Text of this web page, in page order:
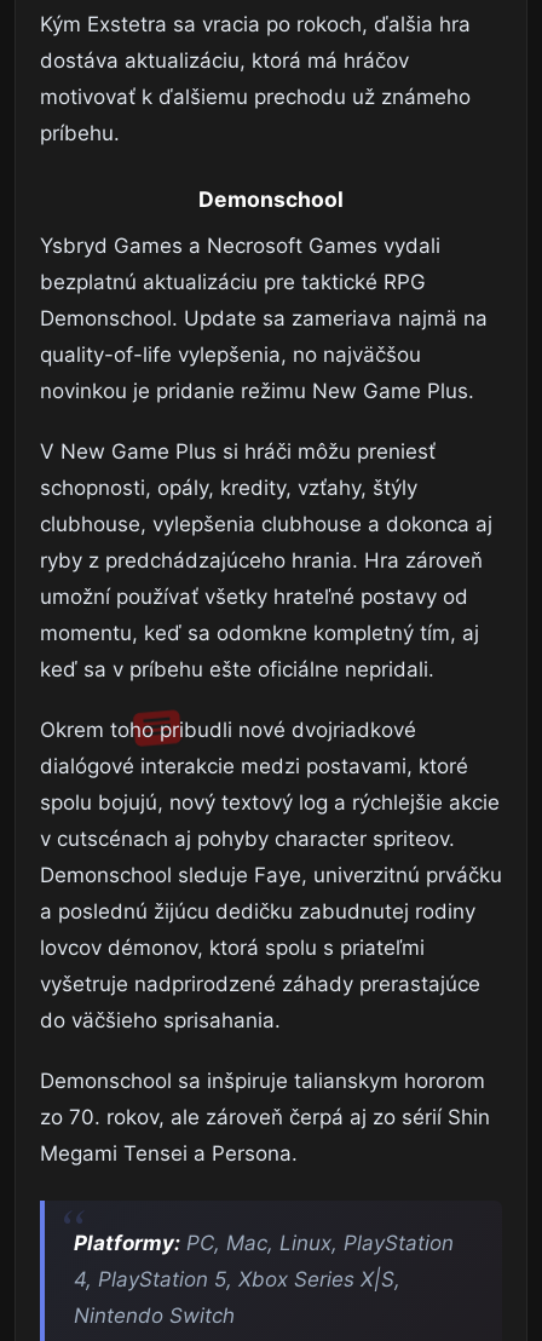
Kým Exstetra sa vracia po rokoch, ďalšia hra
dostáva aktualizáciu, ktorá má hráčov
motivovať k ďalšiemu prechodu už známeho
príbehu.
Demonschool
Ysbryd Games a Necrosoft Games vydali
bezplatnú aktualizáciu pre taktické RPG
Demonschool. Update sa zameriava najmä na
quality-of-life vylepšenia, no najväčšou
novinkou je pridanie režimu New Game Plus.
V New Game Plus si hráči môžu preniesť
schopnosti, opály, kredity, vzťahy, štýly
clubhouse, vylepšenia clubhouse a dokonca aj
ryby z predchádzajúceho hrania. Hra zároveň
umožní používať všetky hrateľné postavy od
momentu, keď sa odomkne kompletný tím, aj
keď sa v príbehu ešte oficiálne nepridali.
Okrem toho pribudli nové dvojriadkové
dialógové interakcie medzi postavami, ktoré
spolu bojujú, nový textový log a rýchlejšie akcie
v cutscénach aj pohyby character spriteov.
Demonschool sleduje Faye, univerzitnú prváčku
a poslednú žijúcu dedičku zabudnutej rodiny
lovcov démonov, ktorá spolu s priateľmi
vyšetruje nadprirodzené záhady prerastajúce
do väčšieho sprisahania.
Demonschool sa inšpiruje talianskym hororom
zo 70. rokov, ale zároveň čerpá aj zo sérií Shin
Megami Tensei a Persona.
Platformy: PC, Mac, Linux, PlayStation
4, PlayStation 5, Xbox Series X|S,
Nintendo Switch